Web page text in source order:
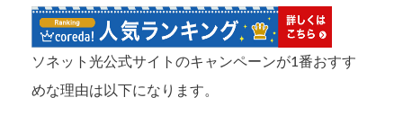
ソネット光公式サイトのキャンペーンが1番おすす
めな理由は以下になります。